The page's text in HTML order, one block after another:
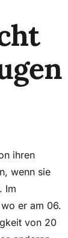
ihren
wenn sie
Im
er am 06.
von 20